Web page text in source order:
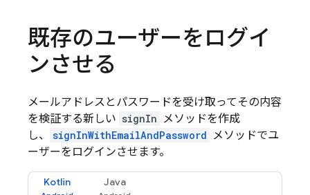
既存のユーザーをログイ
ンさせる
メールアドレスとパスワードを受け取ってその内容
を検証する新しい signIn メソッドを作成
し、
signInWithEmailAndPassword メソッドでユ
ーザーをログインさせます。
Kotlin Java